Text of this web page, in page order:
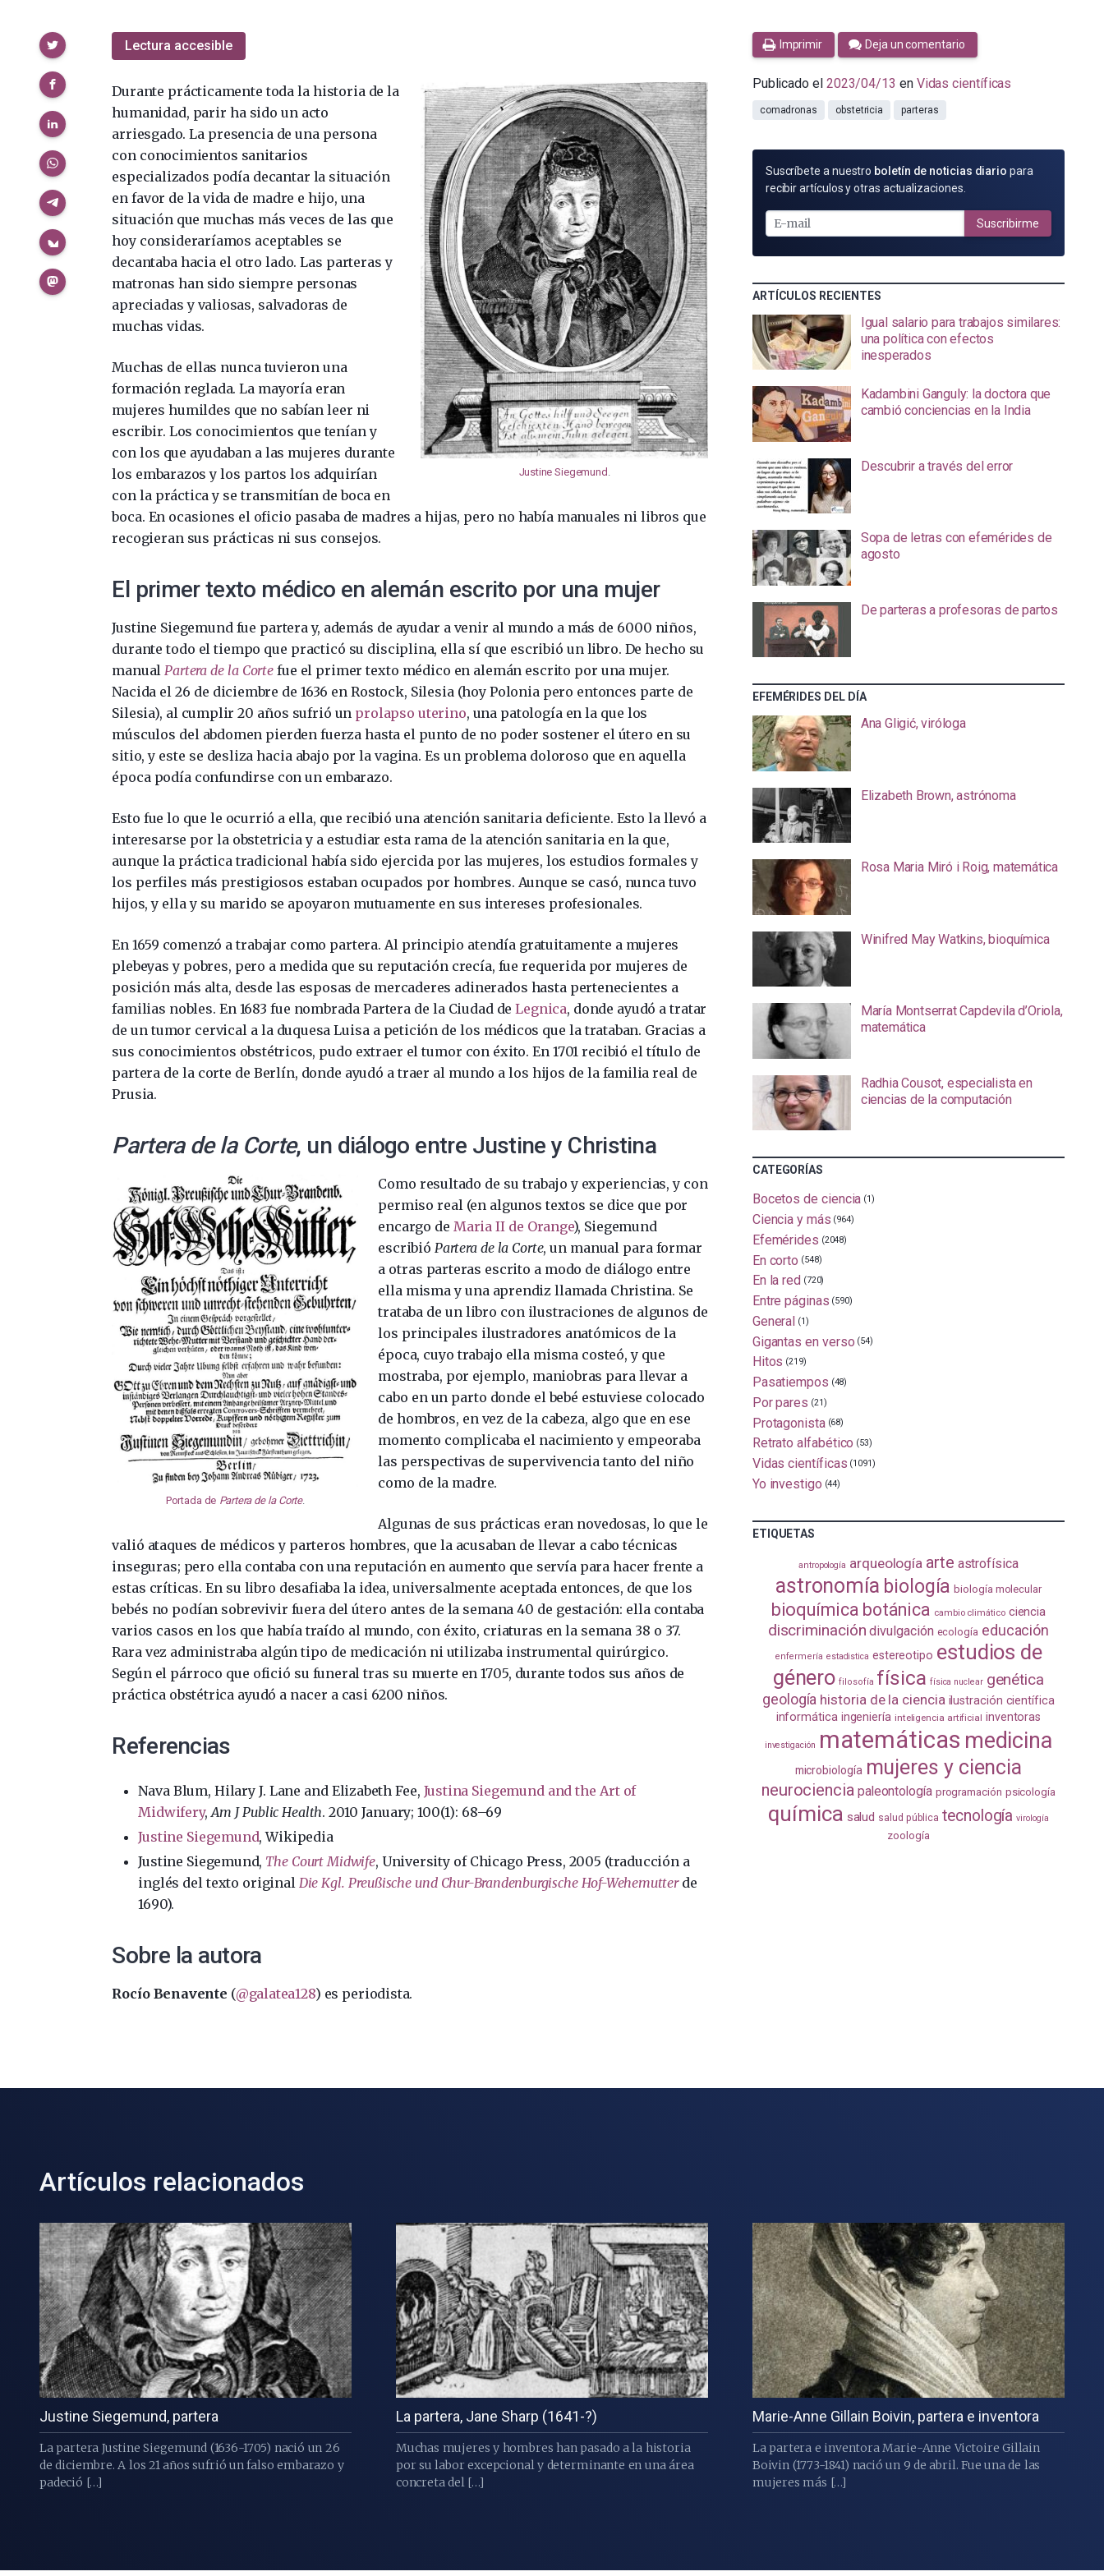
Lectura accesible
Justine Siegemund
Durante prácticamente toda la historia de la
humanidad, parir ha sido un acto
arriesgado. La presencia de una persona
con conocimientos sanitarios
especializados podía decantar la situación
en favor de la vida de madre e hijo, una
situación que muchas más veces de las que
hoy consideraríamos aceptables se
decantaba hacia el otro lado. Las parteras y
matronas han sido siempre personas
apreciadas y valiosas, salvadoras de
muchas vidas.
Muchas de ellas nunca tuvieron una
formación reglada. La mayoría eran
mujeres humildes que no sabían leer ni
escribir. Los conocimientos que tenían y
con los que ayudaban a las mujeres durante
los embarazos y los partos los adquirían
con la práctica y se transmitían de boca en
boca. En ocasiones el oficio pasaba de madres a hijas, pero no había manuales ni libros que
recogieran sus prácticas ni sus consejos.
El primer texto médico en alemán escrito por una mujer
Justine Siegemund fue partera y, además de ayudar a venir al mundo a más de 6000 niños,
durante todo el tiempo que practicó su disciplina, ella sí que escribió un libro. De hecho su
manual Partera de la Cortefue el primer texto médico en alemán escrito por una mujer.
Nacida el 26 de diciembre de 1636 en Rostock, Silesia (hoy Polonia pero entonces parte de
Silesia), al cumplir 20 años sufrió un prolapso uterino, una patología en la que los
músculos del abdomen pierden fuerza hasta el punto de no poder sostener el útero en su
sitio, y este se desliza hacia abajo por la vagina. Es un problema doloroso que en aquella
época podía confundirse con un embarazo.
Esto fue lo que le ocurrió a ella, que recibió una atención sanitaria deficiente. Esto la llevó a
interesarse por la obstetricia y a estudiar esta rama de la atención sanitaria en la que,
aunque la práctica tradicional había sido ejercida por las mujeres, los estudios formales y
los perfiles más prestigiosos estaban ocupados por hombres. Aunque se casó, nunca tuvo
hijos, y ella y su marido se apoyaron mutuamente en sus intereses profesionales.
En 1659 comenzó a trabajar como partera. Al principio atendía gratuitamente a mujeres
plebeyas y pobres, pero a medida que su reputación crecía, fue requerida por mujeres de
posición más alta, desde las esposas de mercaderes adinerados hasta pertenecientes a
familias nobles. En 1683 fue nombrada Partera de la Ciudad deLegnica, donde ayudó a tratar
de un tumor cervical a la duquesa Luisa a petición de los médicos que la trataban. Gracias a
sus conocimientos obstétricos, pudo extraer el tumor con éxito. En 1701 recibió el título de
partera de la corte de Berlín, donde ayudó a traer al mundo a los hijos de la familia real de
Prusia.
Partera de la Corte, un diálogo entre Justine y Christina
Portada de Partera de la Corte.
Como resultado de su trabajo y experiencias, y con
permiso real (en algunos textos se dice que por
encargo de Maria II de Orange), Siegemund
escribió Partera de la Corte, un manual para formar
a otras parteras escrito a modo de diálogo entre
ella misma y una aprendiz llamada Christina. Se
trataba de un libro con ilustraciones de algunos de
los principales ilustradores anatómicos de la
época, cuyo trabajo ella misma costeó, y que
mostraba, por ejemplo, maniobras para llevar a
cabo en un parto donde el bebé estuviese colocado
de hombros, en vez de la cabeza, algo que en ese
momento complicaba el nacimiento y empeoraba
las perspectivas de supervivencia tanto del niño
como de la madre.
Algunas de sus prácticas eran novedosas, lo que le
valió ataques de médicos y parteros hombres, que la acusaban de llevar a cabo técnicas
inseguras; pero ella contaba con una reputación en aumento que servía para hacer frente a
estas críticas. En su libro desafiaba la idea, universalmente aceptada entonces, de que los
bebés no podían sobrevivir fuera del útero antes de la semana 40 de gestación: ella contaba
varios casos en los que había traído al mundo, con éxito, criaturas en la semana 38 o 37.
Rara vez administraba algún tipo de medicación ni utilizaba instrumental quirúrgico.
Según el párroco que ofició su funeral tras su muerte en 1705, durante todos sus años de
práctica obstétrica ayudó a nacer a casi 6200 niños.
Referencias
Nava Blum, Hilary J. Lane and Elizabeth Fee, Justina Siegemund and the Art of
Midwifery, Am J Public Health. 2010 January; 100(1): 68–69
Justine Siegemund, Wikipedia
Justine Siegemund, The Court Midwife, University of Chicago Press, 2005 (traducción a
inglés del texto original Die Kgl. Preußische und Chur-Brandenburgische Hof-Wehemutterde
1690).
Sobre la autora
Rocío Benavente (@galatea128) es periodista.
Compartir Imprimir Deja un comentario
Publicado el 2023/04/13 en Vidas científicas
comadronas obstetricia parteras
SUSCRÍBETE
POR
MAIL
Suscríbete a nuestro boletín de noticias diario para
recibir artículos y otras actualizaciones.
Suscribirme
ARTÍCULOS RECIENTES
Igual salario para trabajos similares:
una política con efectos
inesperados
Kadambini Ganguly: la doctora que
cambió conciencias en la India
Descubrir a través del error
Sopa de letras con efemérides de
agosto
De parteras a profesoras de partos
EFEMÉRIDES DEL DÍA
Ana Gligić, viróloga
Elizabeth Brown, astrónoma
Rosa Maria Miró i Roig, matemática
Winifred May Watkins, bioquímica
María Montserrat Capdevila d’Oriola,
matemática
Radhia Cousot, especialista en
ciencias de la computación
CATEGORÍAS
Bocetos de ciencia (1)
Ciencia y más (964)
Efemérides (2048)
En corto (548)
En la red (720)
Entre páginas (590)
General (1)
Gigantas en verso (54)
Hitos (219)
Pasatiempos (48)
Por pares (21)
Protagonista (68)
Retrato alfabético (53)
Vidas científicas (1091)
Yo investigo (44)
ETIQUETAS
antropología arqueología arte astrofísica
astronomía biología biología molecular
bioquímica botánica cambio climático ciencia
discriminación divulgación ecología educación
enfermería estadistica estereotipo estudios de
género filosofía física física nuclear genética
geología historia de la ciencia ilustración científica
informática ingeniería inteligencia artificial inventoras
investigación matemáticas medicina
microbiología mujeres y ciencia
neurociencia paleontología programación psicología
química salud salud pública tecnología virología
zoología
Artículos relacionados
Justine Siegemund, partera
La partera Justine Siegemund (1636-1705) nació un 26
de diciembre. A los 21 años sufrió un falso embarazo y
padeció […]
La partera, Jane Sharp (1641-?)
Muchas mujeres y hombres han pasado a la historia
por su labor excepcional y determinante en una área
concreta del […]
Marie-Anne Gillain Boivin, partera e inventora
La partera e inventora Marie-Anne Victoire Gillain
Boivin (1773-1841) nació un 9 de abril. Fue una de las
mujeres más […]